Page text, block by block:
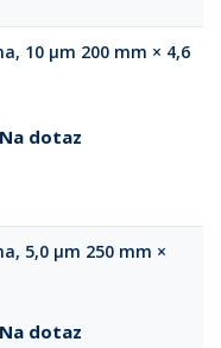
10 µm 200 mm × 4,6
Na dotaz
5,0 µm 250 mm ×
Na dotaz